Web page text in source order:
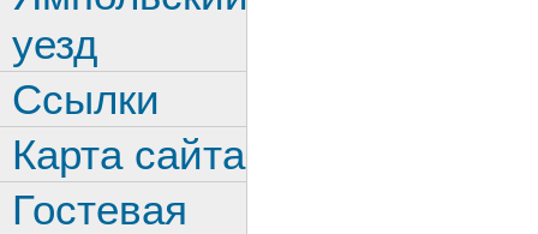
уезд
Ссылки
Карта сайта
Гостевая